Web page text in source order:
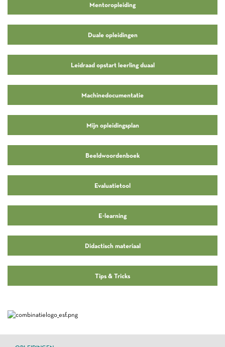
Mentoropleiding
Duale opleidingen
Leidraad opstart leerling duaal
Machinedocumentatie
Mijn opleidingsplan
Beeldwoordenboek
Evaluatietool
E-learning
Didactisch materiaal
Tips & Tricks